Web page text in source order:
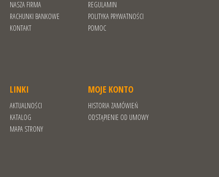
NASZA FIRMA
RACHUNKI BANKOWE
KONTAKT
REGULAMIN
POLITYKA PRYWATNOŚCI
POMOC
LINKI
AKTUALNOŚCI
KATALOG
MAPA STRONY
MOJE KONTO
HISTORIA ZAMÓWIEŃ
ODSTĄPIENIE OD UMOWY